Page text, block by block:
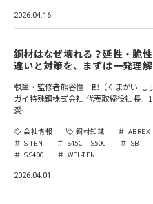
2026.04.16
鋼材はなぜ壊れる？延性・脆
違いと対策を、まずは一発理解
執筆・監修者熊谷憧一郎（くまがい し
ガイ特殊鋼株式会社 代表取締役社長。
愛…
会社情報 鋼材知識 ABREX
S-TEN
S45C S50C SB
SS400
WEL-TEN
2026.04.01